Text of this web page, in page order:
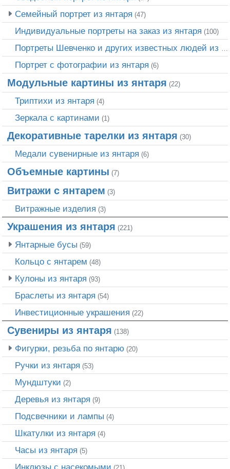
Семейный портрет из янтаря (47)
Индивидуальные портреты на заказ из янтаря (100)
Портрет c фотографии из янтаря (6)
Модульные картины из янтаря (22)
Триптихи из янтаря (4)
Зеркала с картинами (1)
Декоративные тарелки из янтаря (30)
Медали сувенирные из янтаря (6)
Объемные картины (7)
Витражи с янтарем (3)
Витражные изделия (3)
Украшения из янтаря (221)
Янтарные бусы (59)
Кольцо с янтарем (48)
Кулоны из янтаря (93)
Браслеты из янтаря (54)
Инвестиционные украшения (22)
Сувениры из янтаря (138)
Фигурки, резьба по янтарю (20)
Ручки из янтаря (53)
Мундштуки (2)
Деревья из янтаря (9)
Подсвечники и лампы (4)
Шкатулки из янтаря (4)
Часы из янтаря (5)
Инклюзы с насекомыми